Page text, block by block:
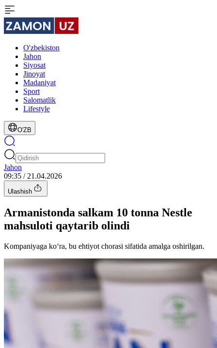
O'zbekiston
Jahon
Siyosat
Jinoyat
Madaniyat
Sport
Salomatlik
Lifestyle
O'ZB
Jahon
09:35 / 21.04.2026
Ulashish
Armanistonda salkam 10 tonna Nestle
mahsuloti qaytarib olindi
Kompaniyaga ko‘ra, bu ehtiyot chorasi sifatida amalga oshirilgan.